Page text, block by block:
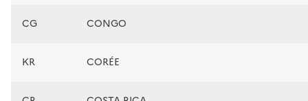
CG CONGO
KR CORÉE